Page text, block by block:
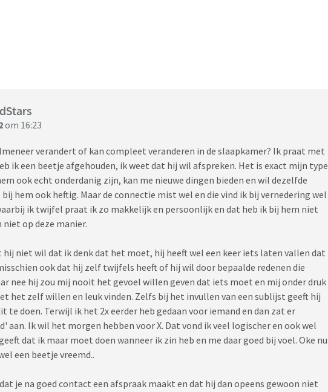
om 16:23
verandert of kan compleet veranderen in de slaapkamer? Ik praat met
ik een beetje afgehouden, ik weet dat hij wil afspreken. Het is exact mijn type
ook echt onderdanig zijn, kan me nieuwe dingen bieden en wil dezelfde
hem ook heftig. Maar de connectie mist wel en die vind ik bij vernedering wel
ik twijfel praat ik zo makkelijk en persoonlijk en dat heb ik bij hem niet
op deze manier.
hij niet wil dat ik denk dat het moet, hij heeft wel een keer iets laten vallen dat
ook dat hij zelf twijfels heeft of hij wil door bepaalde redenen die
nee hij zou mij nooit het gevoel willen geven dat iets moet en mij onder druk
het zelf willen en leuk vinden. Zelfs bij het invullen van een sublijst geeft hij
te doen. Terwijl ik het 2x eerder heb gedaan voor iemand en dan zat er
aan. Ik wil het morgen hebben voor X. Dat vond ik veel logischer en ook wel
dat ik maar moet doen wanneer ik zin heb en me daar goed bij voel. Oke nu
een beetje vreemd..
je na goed contact een afspraak maakt en dat hij dan opeens gewoon niet